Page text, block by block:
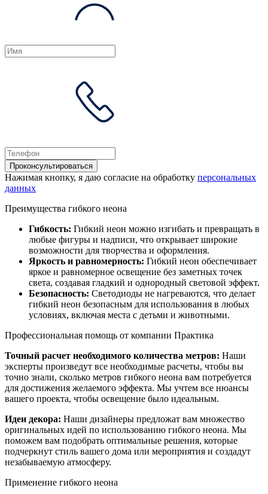
Проконсультироваться
Нажимая кнопку, я даю согласие на обработку персональных
данных
Преимущества гибкого неона
Гибкость: Гибкий неон можно изгибать и превращать в
любые фигуры и надписи, что открывает широкие
возможности для творчества и оформления.
Яркость и равномерность: Гибкий неон обеспечивает
яркое и равномерное освещение без заметных точек
света, создавая гладкий и однородный световой эффект.
Безопасность: Светодиоды не нагреваются, что делает
гибкий неон безопасным для использования в любых
условиях, включая места с детьми и животными.
Профессиональная помощь от компании Практика
Точный расчет необходимого количества метров: Наши
эксперты произведут все необходимые расчеты, чтобы вы
точно знали, сколько метров гибкого неона вам потребуется
для достижения желаемого эффекта. Мы учтем все нюансы
вашего проекта, чтобы освещение было идеальным.
Идеи декора: Наши дизайнеры предложат вам множество
оригинальных идей по использованию гибкого неона. Мы
поможем вам подобрать оптимальные решения, которые
подчеркнут стиль вашего дома или мероприятия и создадут
незабываемую атмосферу.
Применение гибкого неона